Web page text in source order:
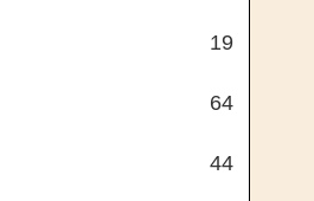
19
64
44